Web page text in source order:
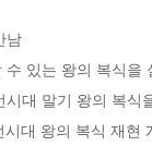
남
있는 왕의 복식
대 말기 왕의 복
대 왕의 복식 재현